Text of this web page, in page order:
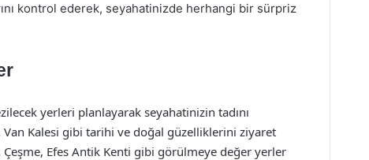
kontrol ederek, seyahatinizde herhangi bir sürpriz
yerleri planlayarak seyahatinizin tadını
Van Kalesi gibi tarihi ve doğal güzelliklerini ziyaret
Çeşme, Efes Antik Kenti gibi görülmeye değer yerler